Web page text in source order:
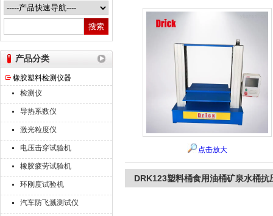
山东德瑞克仪器股份有限公司
产品分类
橡胶塑料检测仪器
检测仪
导热系数仪
激光粒度仪
电压击穿试验机
橡胶疲劳试验机
环刚度试验机
汽车防飞溅测试仪
点击放大
DRK123塑料桶食用油桶矿泉水桶抗